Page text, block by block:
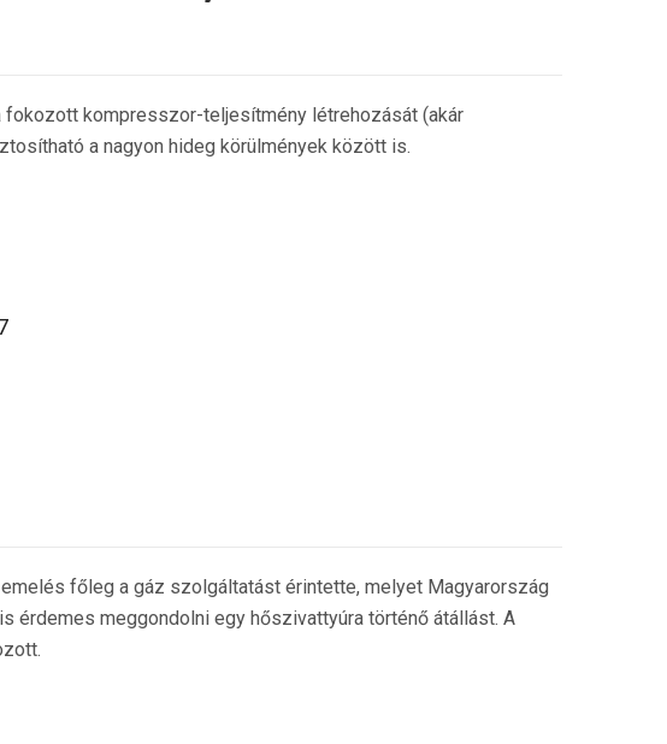
kompresszor-teljesítmény létrehozását (akár
a nagyon hideg körülmények között is.
főleg a gáz szolgáltatást érintette, melyet Magyarország
érdemes meggondolni egy hőszivattyúra történő átállást. A